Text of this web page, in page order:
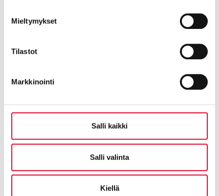
Mieltymykset
Tilastot
Markkinointi
Salli kaikki
Salli valinta
Kiellä
Kalla